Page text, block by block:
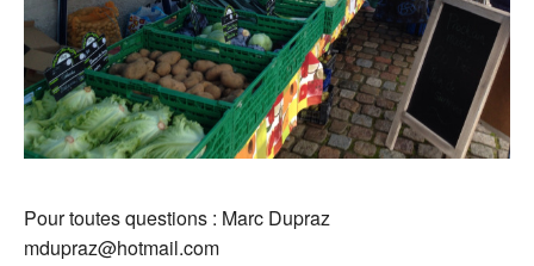
Pour toutes questions : Marc Dupraz
mdupraz@hotmail.com